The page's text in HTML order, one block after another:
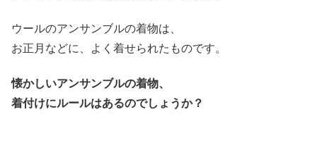
ウールのアンサンブルの着物は、
お正月などに、よく着せられたものです。
懐かしいアンサンブルの着物、
着付けにルールはあるのでしょうか？